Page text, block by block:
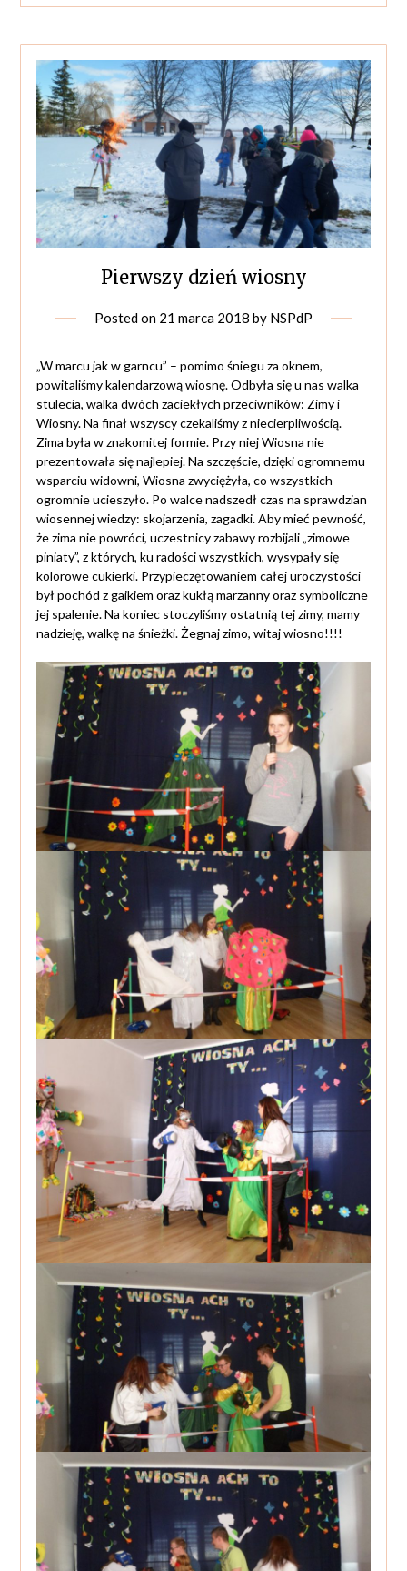
Pierwszy dzień wiosny
Posted on 21 marca 2018 by NSPdP
„W marcu jak w garncu” – pomimo śniegu za oknem,
powitaliśmy kalendarzową wiosnę. Odbyła się u nas walka
stulecia, walka dwóch zaciekłych przeciwników: Zimy i
Wiosny. Na finał wszyscy czekaliśmy z niecierpliwością.
Zima była w znakomitej formie. Przy niej Wiosna nie
prezentowała się najlepiej. Na szczęście, dzięki ogromnemu
wsparciu widowni, Wiosna zwyciężyła, co wszystkich
ogromnie ucieszyło. Po walce nadszedł czas na sprawdzian
wiosennej wiedzy: skojarzenia, zagadki. Aby mieć pewność,
że zima nie powróci, uczestnicy zabawy rozbijali „zimowe
piniaty”, z których, ku radości wszystkich, wysypały się
kolorowe cukierki. Przypieczętowaniem całej uroczystości
był pochód z gaikiem oraz kukłą marzanny oraz symboliczne
jej spalenie. Na koniec stoczyliśmy ostatnią tej zimy, mamy
nadzieję, walkę na śnieżki. Żegnaj zimo, witaj wiosno!!!!